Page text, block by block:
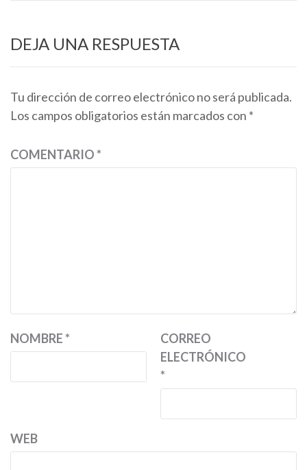
DEJA UNA RESPUESTA
Tu dirección de correo electrónico no será publicada.
Los campos obligatorios están marcados con *
COMENTARIO*
NOMBRE*
CORREO
ELECTRÓNICO
*
WEB